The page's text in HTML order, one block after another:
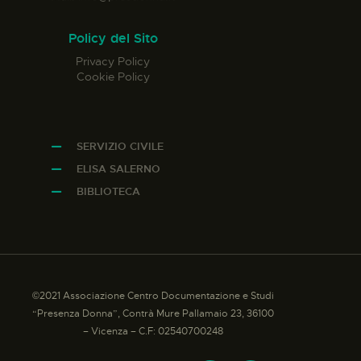
Policy del Sito
Privacy Policy
Cookie Policy
SERVIZIO CIVILE
ELISA SALERNO
BIBLIOTECA
©2021 Associazione Centro Documentazione e Studi
“Presenza Donna”, Contrà Mure Pallamaio 23, 36100
– Vicenza – C.F: 02540700248